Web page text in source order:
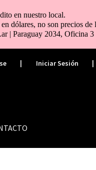
| Iniciar Sesión |
en nuestro local.
dólares, no son precios
| Paraguay 2034, Oficina